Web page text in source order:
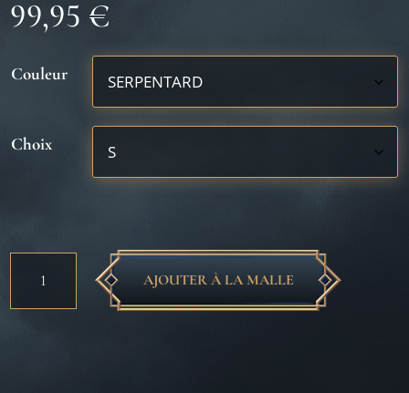
99,95 €
Couleur
Choix
Robe
AJOUTER À LA MALLE